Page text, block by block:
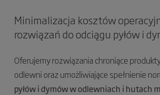
Minimalizacja kosztów
rozwiązań do odciągu pyłów i
Oferujemy rozwiązania chroniące
odlewni oraz umożliwiające spełnienie
pyłów i dymów w odlewniach i hutach